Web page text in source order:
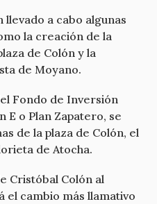
llevado a cabo algunas
la creación de la
de Colón y la
de Moyano.
Fondo de Inversión
E o Plan Zapatero, se
de la plaza de Colón, el
de Atocha.
Cristóbal Colón al
el cambio más llamativo